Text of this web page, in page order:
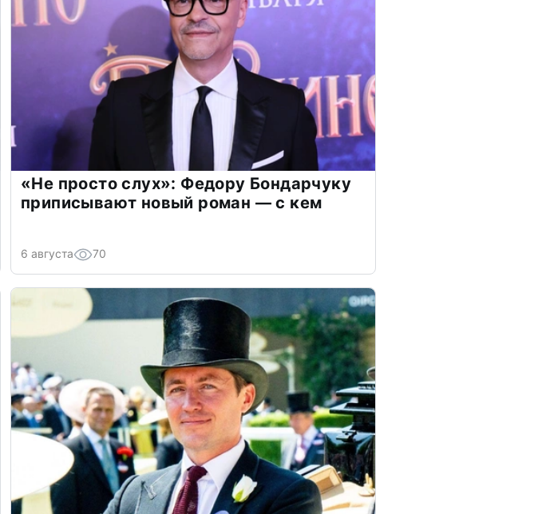
«Не просто слух»: Федору Бондарчуку
приписывают новый роман — с кем
6 августа 70